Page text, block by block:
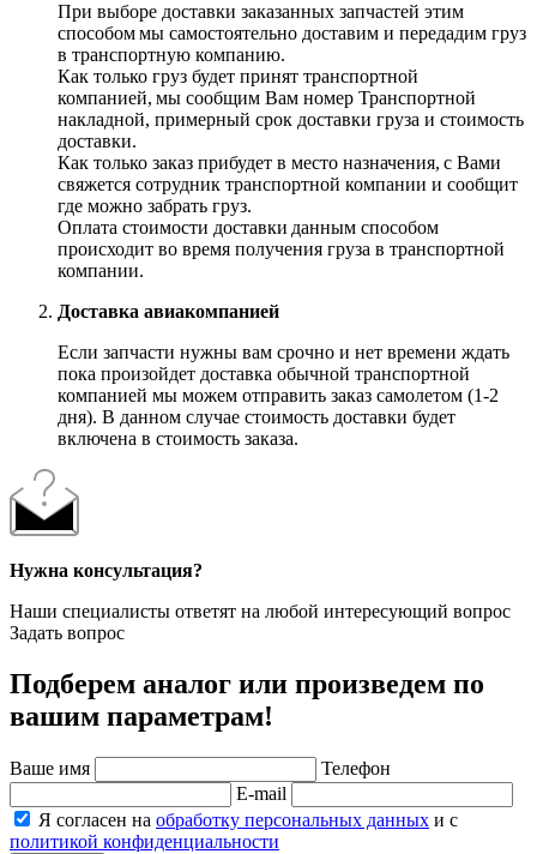
При выборе доставки заказанных запчастей этим
способом мы самостоятельно доставим и передадим груз
в транспортную компанию.
Как только груз будет принят транспортной
компанией, мы сообщим Вам номер Транспортной
накладной, примерный срок доставки груза и стоимость
доставки.
Как только заказ прибудет в место назначения, с Вами
свяжется сотрудник транспортной компании и сообщит
где можно забрать груз.
Оплата стоимости доставки данным способом
происходит во время получения груза в транспортной
компании.
Доставка авиакомпанией
Если запчасти нужны вам срочно и нет времени ждать
пока произойдет доставка обычной транспортной
компанией мы можем отправить заказ самолетом (1-2
дня). В данном случае стоимость доставки будет
включена в стоимость заказа.
Нужна консультация?
Наши специалисты ответят на любой интересующий вопрос
Задать вопрос
Подберем аналог или произведем по
вашим параметрам!
Ваше имя
Телефон
E-mail
Я согласен на обработку персональных данных и с
политикой конфиденциальности